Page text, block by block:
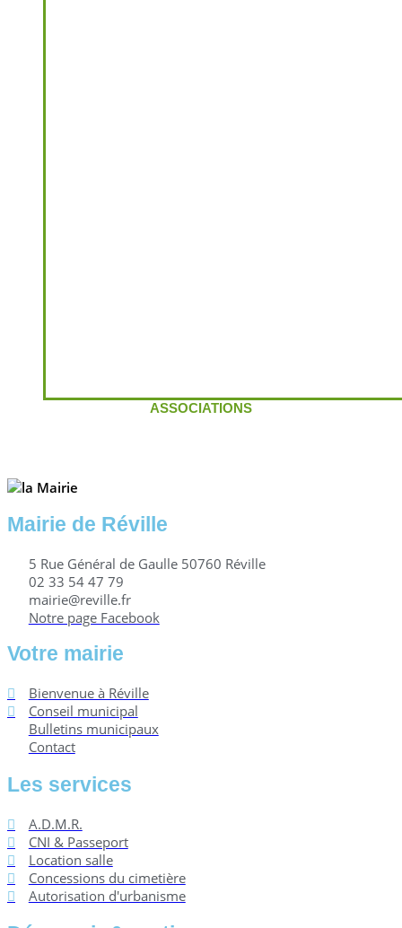
ASSOCIATIONS
Mairie de Réville
5 Rue Général de Gaulle 50760 Réville
02 33 54 47 79
mairie@reville.fr
Notre page Facebook
Votre mairie
Bienvenue à Réville
Conseil municipal
Bulletins municipaux
Contact
Les services
A.D.M.R.
CNI & Passeport
Location salle
Concessions du cimetière
Autorisation d'urbanisme